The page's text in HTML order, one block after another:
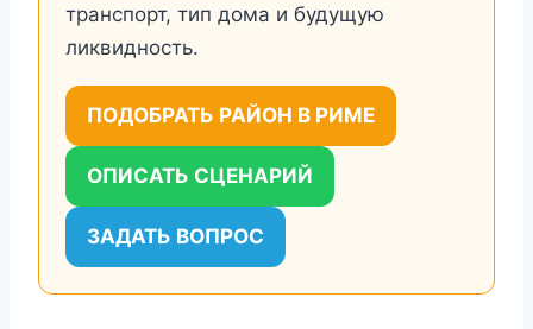
транспорт, тип дома и будущую
ликвидность.
ПОДОБРАТЬ РАЙОН В РИМЕ
ОПИСАТЬ СЦЕНАРИЙ
ЗАДАТЬ ВОПРОС